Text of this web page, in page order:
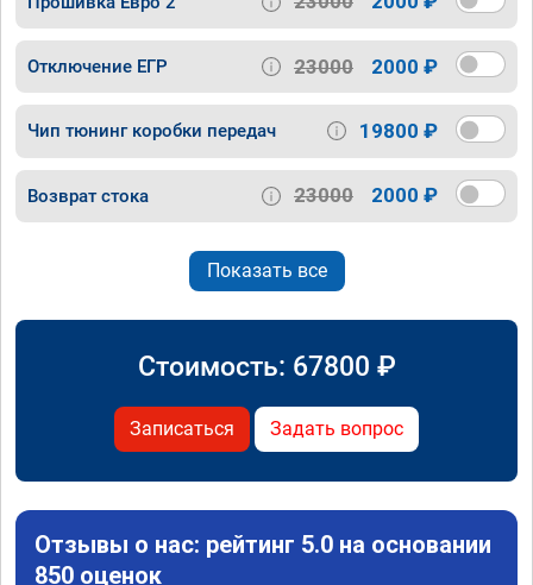
Отключение ЕГР 23000 2000 ₽
Чип тюнинг коробки передач 19800 ₽
Возврат стока 23000 2000 ₽
Показать все
Стоимость: 67800 ₽
Записаться Задать вопрос
Отзывы о нас: рейтинг 5.0 на основании
850 оценок